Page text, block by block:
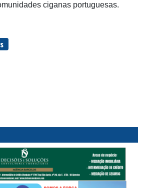
ciganas portuguesas.